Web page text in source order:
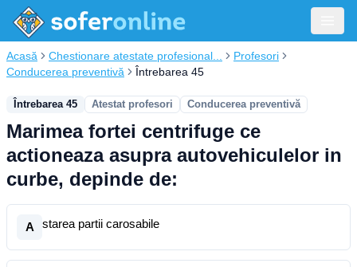
Acasă Chestionare atestate profesional...
Profesori
Conducerea preventivă
Întrebarea 45
Întrebarea 45 Atestat profesori Conducerea preventivă
Marimea fortei centrifuge ce
actioneaza asupra autovehiculelor in
curbe, depinde de:
A starea partii carosabile